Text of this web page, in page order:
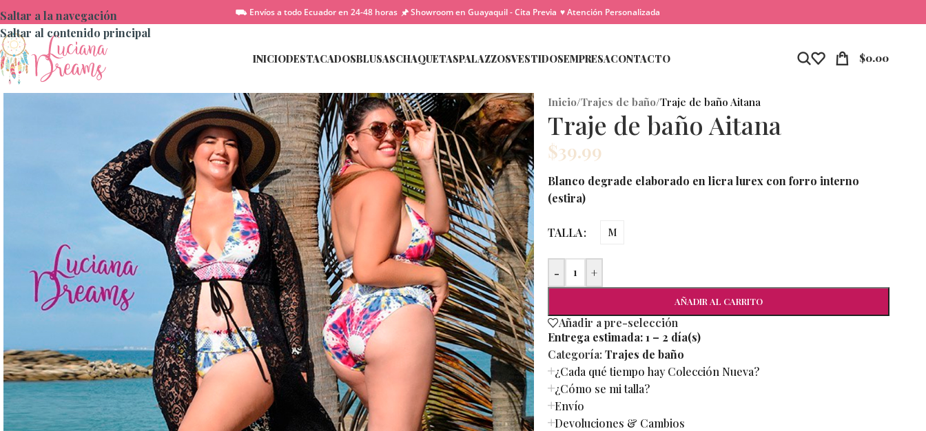
Saltar a la navegación
Saltar al contenido principal
⛟ Envíos a todo Ecuador en 24-48 horas 🖈 Showroom en Guayaquil - Cita Previa ♥ Atención Personalizada
INICIODESTACADOSBLUSASCHAQUETASPALAZZOSVESTIDOSEMPRESACONTACTO $0.00
Inicio/Trajes de baño/Traje de baño Aitana
Traje de baño Aitana
$39.99
Blanco degrade elaborado en licra lurex con forro interno
(estira)
TALLA M
- +
AÑADIR AL CARRITO
Añadir a pre-selección
Entrega estimada:1 – 2 día(s)
Categoría: Trajes de baño
¿Cada qué tiempo hay Colección Nueva?
¿Cómo se mi talla?
Envío
Devoluciones & Cambios